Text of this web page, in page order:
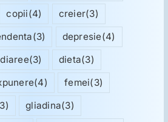
copii(4) creier(3)
(3) depresie(4)
diaree(3) dieta(3)
(4) femei(3)
gliadina(3)